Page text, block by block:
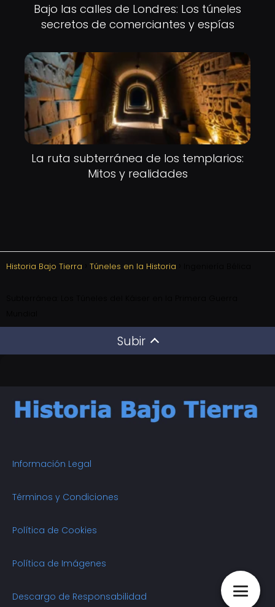
Bajo las calles de Londres: Los túneles
secretos de comerciantes y espías
La ruta subterránea de los templarios:
Mitos y realidades
Historia Bajo Tierra Túneles en la Historia
Subir
Información Legal
Términos y Condiciones
Política de Cookies
Política de Imágenes
Descargo de Responsabilidad